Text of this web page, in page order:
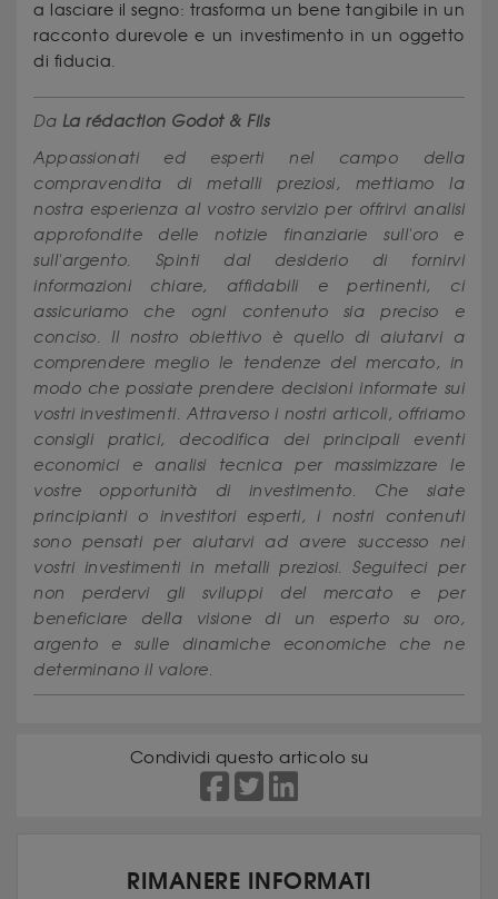
a lasciare il segno: trasforma un bene tangibile in un
racconto durevole e un investimento in un oggetto
di fiducia.
Da La rédaction Godot & Fils
Appassionati ed esperti nel campo della
compravendita di metalli preziosi, mettiamo la
nostra esperienza al vostro servizio per offrirvi analisi
approfondite delle notizie finanziarie sull'oro e
sull'argento. Spinti dal desiderio di fornirvi
informazioni chiare, affidabili e pertinenti, ci
assicuriamo che ogni contenuto sia preciso e
conciso. Il nostro obiettivo è quello di aiutarvi a
comprendere meglio le tendenze del mercato, in
modo che possiate prendere decisioni informate sui
vostri investimenti. Attraverso i nostri articoli, offriamo
consigli pratici, decodifica dei principali eventi
economici e analisi tecnica per massimizzare le
vostre opportunità di investimento. Che siate
principianti o investitori esperti, i nostri contenuti
sono pensati per aiutarvi ad avere successo nei
vostri investimenti in metalli preziosi. Seguiteci per
non perdervi gli sviluppi del mercato e per
beneficiare della visione di un esperto su oro,
argento e sulle dinamiche economiche che ne
determinano il valore.
Condividi questo articolo su
RIMANERE INFORMATI